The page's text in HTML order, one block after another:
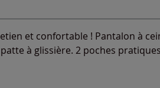
et confortable ! Pantalon à
à glissière. 2 poches